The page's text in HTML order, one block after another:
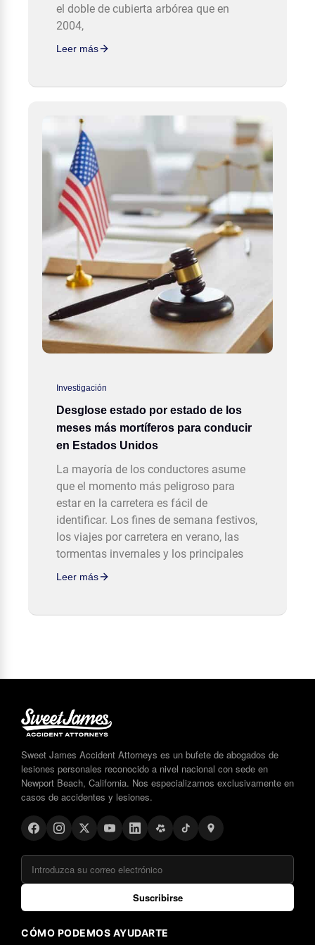
el doble de cubierta arbórea que en
2004,
Leer más
Investigación
Desglose estado por estado de los
meses más mortíferos para conducir
en Estados Unidos
La mayoría de los conductores asume
que el momento más peligroso para
estar en la carretera es fácil de
identificar. Los fines de semana festivos,
los viajes por carretera en verano, las
tormentas invernales y los principales
Leer más
Sweet James Accident Attorneys es un bufete de abogados de
lesiones personales reconocido a nivel nacional con sede en
Newport Beach, California. Nos especializamos exclusivamente en
casos de accidentes y lesiones.
Suscribirse
CÓMO PODEMOS AYUDARTE